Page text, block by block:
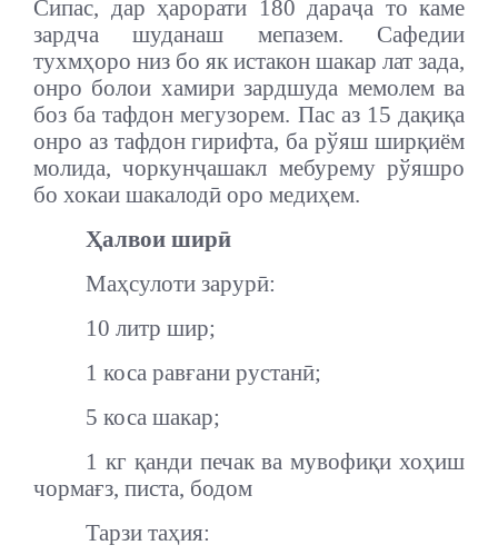
Сипас, дар ҳарорати 180 дараҷа то каме
зардча шуданаш мепазем. Сафедии
тухмҳоро низ бо як истакон шакар лат зада,
онро болои хамири зардшуда мемолем ва
боз ба тафдон мегузорем. Пас аз 15 дақиқа
онро аз тафдон гирифта, ба рўяш ширқиём
молида, чоркунҷашакл мебурему рўяшро
бо хокаи шакалодӣ оро медиҳем.
Ҳалвои ширӣ
Маҳсулоти зарурӣ:
10 литр шир;
1 коса равғани рустанӣ;
5 коса шакар;
1 кг қанди печак ва мувофиқи хоҳиш
чормағз, писта, бодом
Тарзи таҳия: